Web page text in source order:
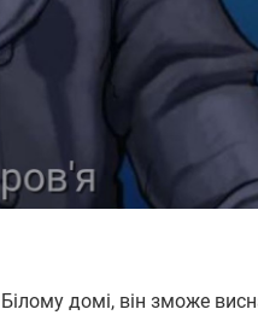
домі, він зможе